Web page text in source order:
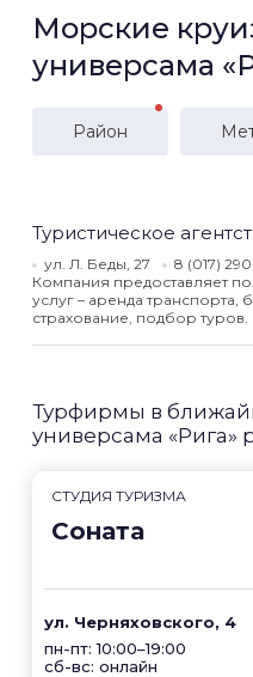
Морские
универсама
Район
Туристическое
ул. Л. Беды, 27 8 (017)
Компания предоставляет
услуг – аренда
страхование, подбор туров.
Турфирмы в
универсама «Рига»
CТУДИЯ ТУРИЗМА
Соната
ул. Черняховского, 4
пн-пт: 10:00–19:00
сб-вс: онлайн